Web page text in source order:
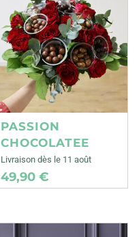
PASSION
CHOCOLATEE
Livraison dès le 11 août
49,90 €